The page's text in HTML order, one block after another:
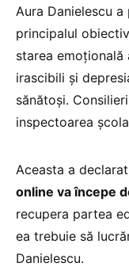
Aura Danielescu
principalul
starea
irascibili și
sănătoși.
inspectoarea
Aceasta a
online va începe
recupera partea
ea trebuie să
Danielescu.